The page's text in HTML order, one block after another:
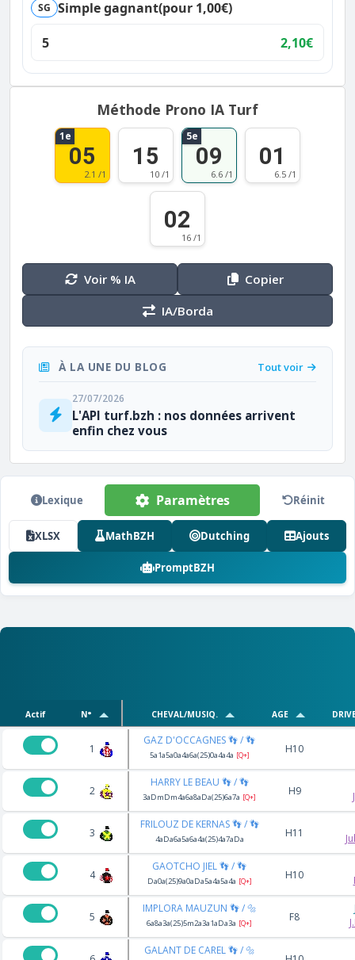
SG Simple gagnant(pour 1,00€)
5
2,10€
Méthode Prono IA Turf
1e
05
2.1 /1
15
10 /1
5e
09
6.6 /1
01
6.5 /1
02
16 /1
Voir % IA
Copier
IA/Borda
À LA UNE DU BLOG Tout voir
27/07/2026
L'API turf.bzh : nos données arrivent
enfin chez vous
Lexique Paramètres Réinit
XLSX MathBZH Dutching Ajouts
PromptBZH
Actif N° CHEVAL/MUSIQ. AGE
1
GAZ D'OCCAGNES 👣 / 👣
5a1a5a0a4a6a(25)0a4a4a [Q+] H10
2
HARRY LE BEAU 👣 / 👣
3aDmDm4a6a8aDa(25)6a7a [Q+] H9
3
FRILOUZ DE KERNAS 👣 / 👣
4aDa6a5a6a4a(25)4a7aDa H11
4
GAOTCHO JIEL 👣 / 👣
Da0a(25)9a0aDa5a4a5a4a [Q+] H10
5
IMPLORA MAUZUN 👣 / 🔩
6a8a3a(25)5m2a3a1aDa3a [Q+] F8
GALANT DE CAREL 👣 / 🔩